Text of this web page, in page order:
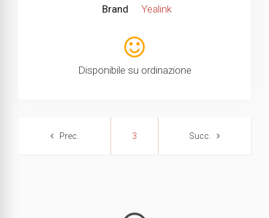
Brand
Yealink
Disponibile su ordinazione
3